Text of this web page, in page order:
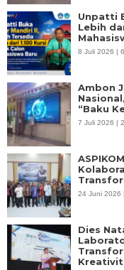
Unpatti
Lebih
8 Juli 2026 |
Ambon
“Baku
7 Juli 2026 |
24 Juni 2026
Dies